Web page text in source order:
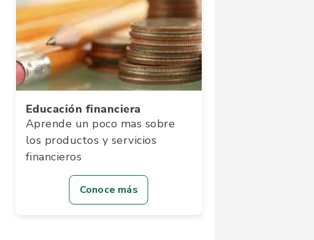
Educación financiera
Aprende un poco mas sobre
los productos y servicios
financieros
Conoce más